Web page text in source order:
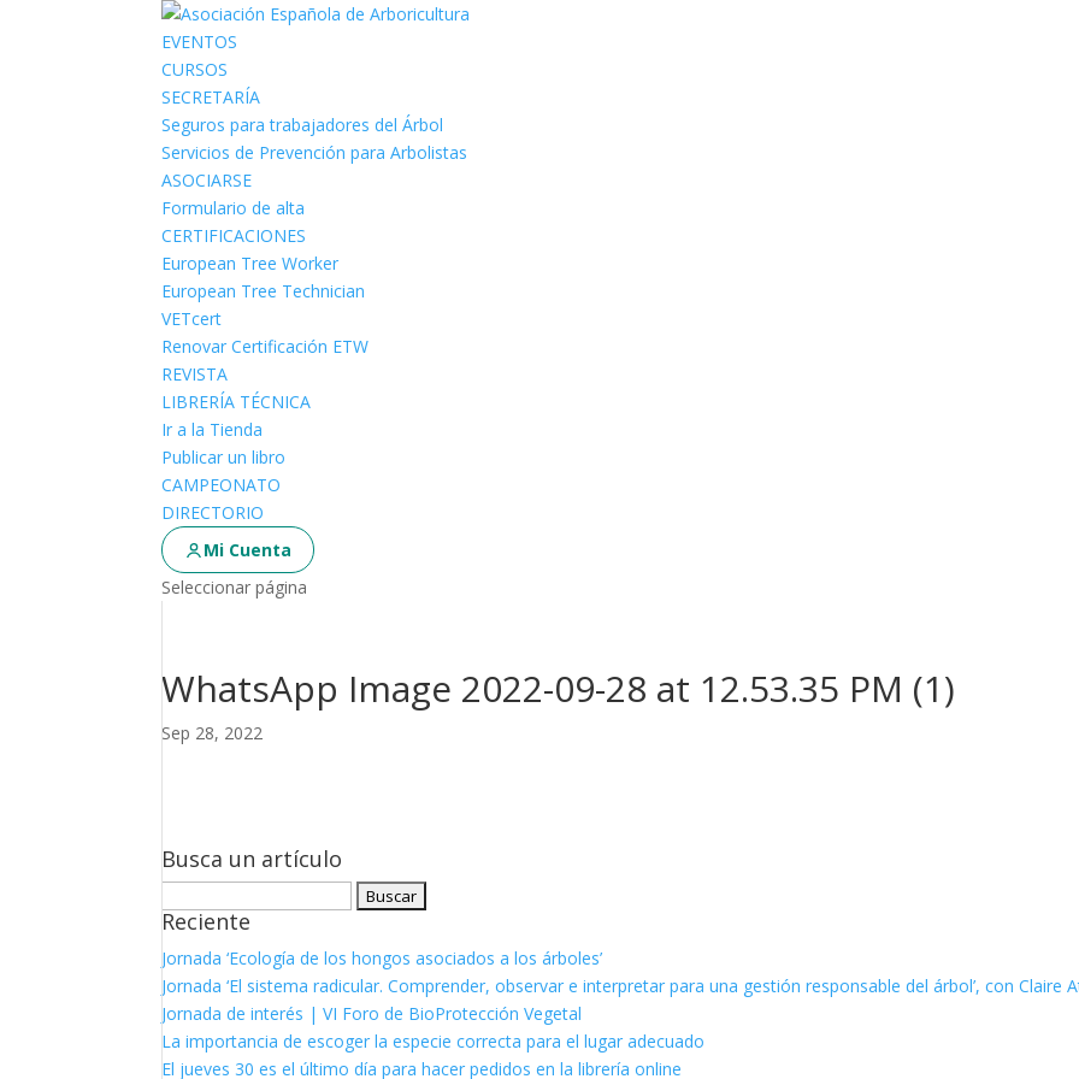
EVENTOS
CURSOS
SECRETARÍA
Seguros para trabajadores del Árbol
Servicios de Prevención para Arbolistas
ASOCIARSE
Formulario de alta
CERTIFICACIONES
European Tree Worker
European Tree Technician
VETcert
Renovar Certificación ETW
REVISTA
LIBRERÍA TÉCNICA
Ir a la Tienda
Publicar un libro
CAMPEONATO
DIRECTORIO
Mi Cuenta
Seleccionar página
WhatsApp Image 2022-09-28 at 12.53.35 PM (1)
Sep 28, 2022
Busca un artículo
Reciente
Jornada ‘Ecología de los hongos asociados a los árboles’
Jornada ‘El sistema radicular. Comprender, observar e interpretar para una gestión responsable del árbol’, con Claire
Jornada de interés | VI Foro de BioProtección Vegetal
La importancia de escoger la especie correcta para el lugar adecuado
El jueves 30 es el último día para hacer pedidos en la librería online